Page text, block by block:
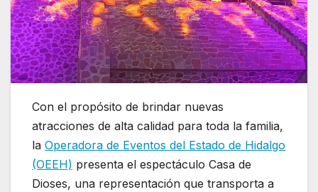
Con el propósito de brindar nuevas
atracciones de alta calidad para toda la familia,
la Operadora de Eventos del Estado de Hidalgo
(OEEH) presenta el espectáculo Casa de
Dioses, una representación que transporta a